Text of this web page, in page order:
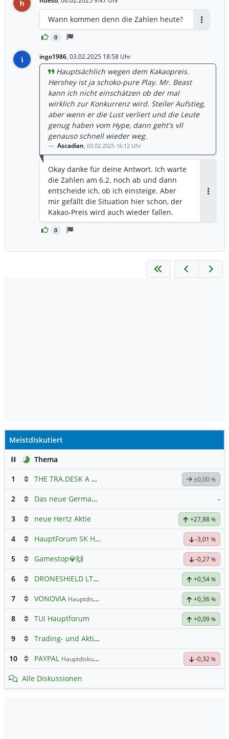
h
0
Wann kommen denn die Zahlen heute?
i ingo1986, 03.02.2025 18:58 Uhr
0
Hauptsächlich wegen dem Kakaopreis.
Hershey ist ja schoko-pure Play. Mr. Beast
kann ich nicht einschätzen ob der mal
wirklich zur Konkurrenz wird. Steiler Aufstieg,
aber wenn er die Lust verliert und die Leute
genug haben vom Hype, dann geht's vll
genauso schnell wieder weg.
Ascadian, 03.02.2025 16:12 Uhr
Okay danke für deine Antwort. Ich warte
die Zahlen am 6.2. noch ab und dann
entscheide ich, ob ich einsteige. Aber
mir gefällt die Situation hier schon, der
Kakao-Preis wird auch wieder fallen.
Meistdiskutiert
PauseThema
1
THE TRA.DESK A DL-,000001 ±0,00 %
2 Das neue Germany 40 Prognose Forum -
3 neue Hertz Aktie +27,88 %
4 HauptForum SK HYNIC -3,01 %
5 Gamestop💎🙌 -0,27 %
6 DRONESHIELD LTD +0,54 %
7 VONOVIA Hauptdiskussion +0,36 %
8 TUI Hauptforum +0,09 %
9 Trading- und Aktien-Chat
10 PAYPAL Hauptdiskussion -0,32 %
Alle Diskussionen